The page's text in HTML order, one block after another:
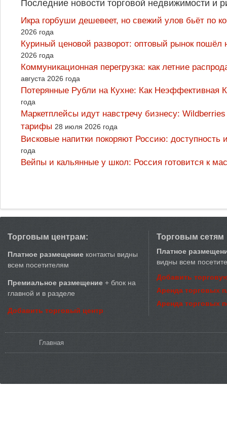
Последние новости торговой недвижимости и
Икра горбуши дешевеет, но свежий улов бьёт по
2026 года
Куриный ценовой разворот: оптовый рынок
2026 года
Коммуникационная перегрузка: как летние
августа 2026 года
Потерянные Рубли на Кухне: Как
года
Маркетплейсы идут навстречу бизнесу:
тарифы 28 июля 2026 года
Висковые напитки покоряют Россию:
года
Вейпы и кальянные у школ: Россия готовится к
Торговым центрам:
Платное размещение контакты видны
всем посетителям
Премиальное размещение + блок на
главной и в разделе
Добавить торговый центр
Торговым сетям
Платное
видны всем
Добавить
Аренда торговых
Аренда торговых
Главная